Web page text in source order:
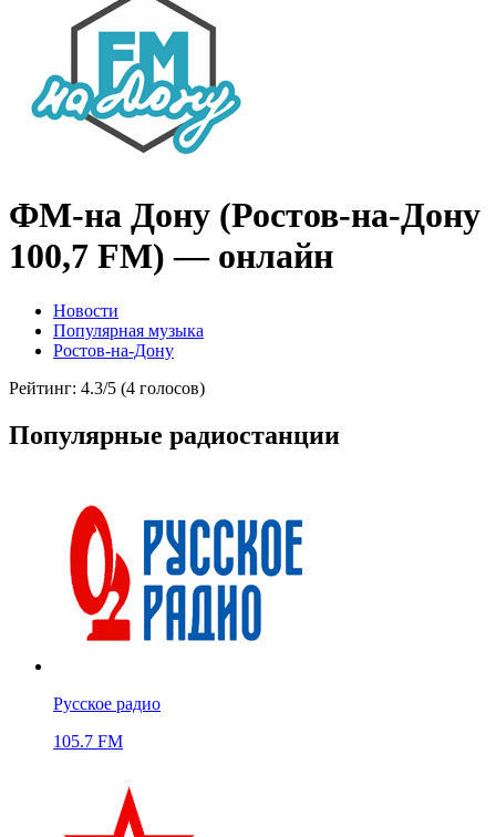
ФМ-на Дону (Ростов-на-Дону
100,7 FM) — онлайн
Новости
Популярная музыка
Ростов-на-Дону
Рейтинг: 4.3/5 (4 голосов)
Популярные радиостанции
Русское радио
105.7 FM